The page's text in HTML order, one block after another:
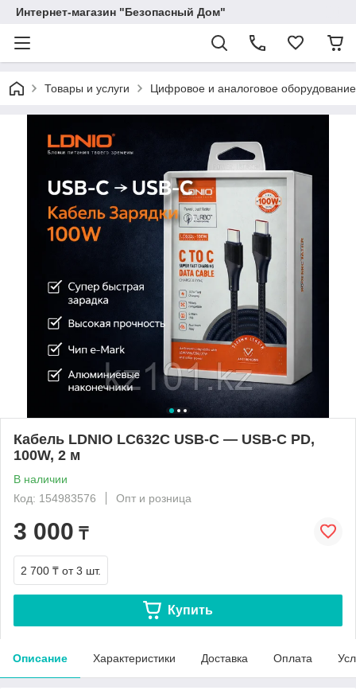
Интернет-магазин "Безопасный Дом"
Товары и услуги Цифровое и аналоговое оборудование
Кабель LDNIO LC632C USB-C — USB-C PD,
100W, 2 м
В наличии
Код: 154983576
Опт и розница
3 000 ₸
2 700 ₸ от 3 шт.
Купить
Описание Характеристики Доставка Оплата